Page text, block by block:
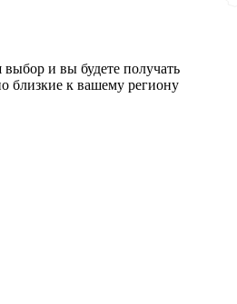
и вы будете получать
близкие к вашему региону